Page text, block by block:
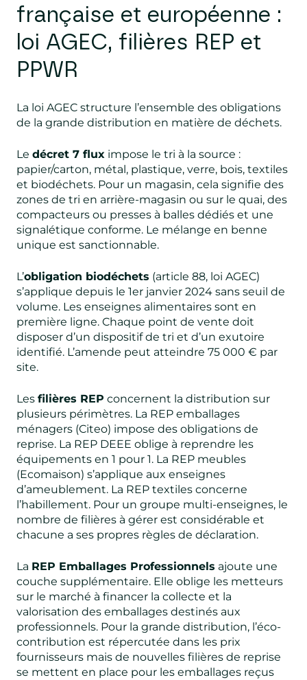
française et européenne :
loi AGEC, filières REP et
PPWR
La loi AGEC structure l’ensemble des obligations
de la grande distribution en matière de déchets.
Le décret 7 flux impose le tri à la source :
papier/carton, métal, plastique, verre, bois, textiles
et biodéchets. Pour un magasin, cela signifie des
zones de tri en arrière-magasin ou sur le quai, des
compacteurs ou presses à balles dédiés et une
signalétique conforme. Le mélange en benne
unique est sanctionnable.
L’obligation biodéchets (article 88, loi AGEC)
s’applique depuis le 1er janvier 2024 sans seuil de
volume. Les enseignes alimentaires sont en
première ligne. Chaque point de vente doit
disposer d’un dispositif de tri et d’un exutoire
identifié. L’amende peut atteindre 75 000 € par
site.
Les filières REP concernent la distribution sur
plusieurs périmètres. La REP emballages
ménagers (Citeo) impose des obligations de
reprise. La REP DEEE oblige à reprendre les
équipements en 1 pour 1. La REP meubles
(Ecomaison) s’applique aux enseignes
d’ameublement. La REP textiles concerne
l’habillement. Pour un groupe multi-enseignes, le
nombre de filières à gérer est considérable et
chacune a ses propres règles de déclaration.
La REP Emballages Professionnels ajoute une
couche supplémentaire. Elle oblige les metteurs
sur le marché à financer la collecte et la
valorisation des emballages destinés aux
professionnels. Pour la grande distribution, l’éco-
contribution est répercutée dans les prix
fournisseurs mais de nouvelles filières de reprise
se mettent en place pour les emballages reçus